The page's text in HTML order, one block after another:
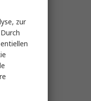
zur